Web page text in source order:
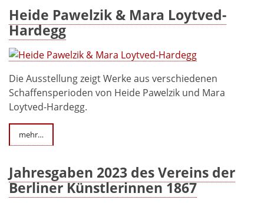
Heide Pawelzik & Mara Loytved-
Hardegg
Die Ausstellung zeigt Werke aus verschiedenen
Schaffensperioden von Heide Pawelzik und Mara
Loytved-Hardegg.
mehr…
Jahresgaben 2023 des Vereins der
Berliner Künstlerinnen 1867